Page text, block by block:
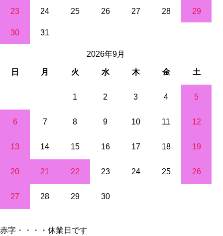
23 24 25 26 27 28 29
30 31
2026年9月
日 月 火 水 木 金 土
1 2 3 4 5
6 7 8 9 10 11 12
13 14 15 16 17 18 19
20 21 22 23 24 25 26
27 28 29 30
赤字・・・・休業日です